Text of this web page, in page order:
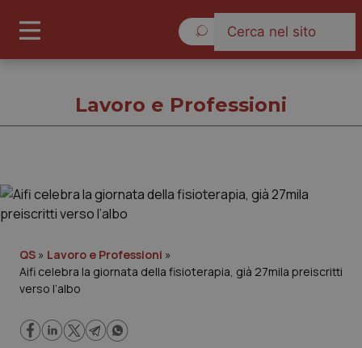
Governo e Parlamento
Regioni e Asl
Lavoro e Professioni
QS » Lavoro e Professioni »
Aifi celebra la giornata della fisioterapia, già 27mila preiscritti
verso l’albo